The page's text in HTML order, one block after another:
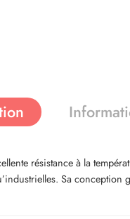
résistance à la
Sa